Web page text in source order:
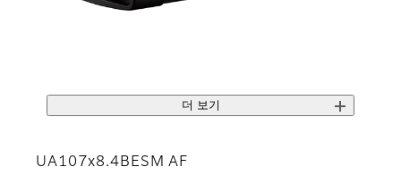
더 보기
UA107x8.4BESM AF